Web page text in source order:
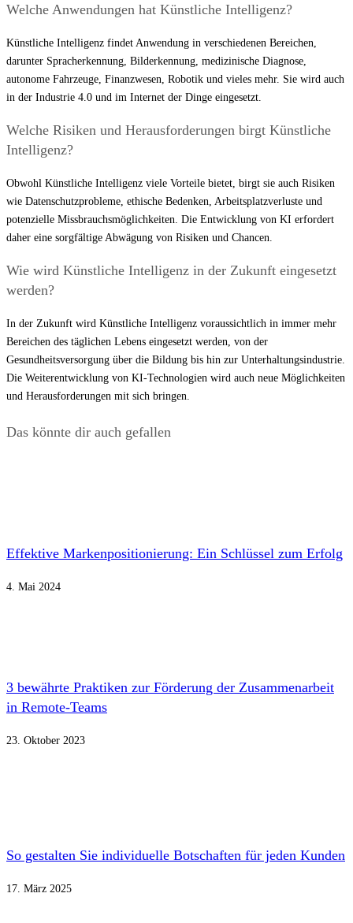
Welche Anwendungen hat Künstliche Intelligenz?
Künstliche Intelligenz findet Anwendung in verschiedenen Bereichen,
darunter Spracherkennung, Bilderkennung, medizinische Diagnose,
autonome Fahrzeuge, Finanzwesen, Robotik und vieles mehr. Sie wird auch
in der Industrie 4.0 und im Internet der Dinge eingesetzt.
Welche Risiken und Herausforderungen birgt Künstliche
Intelligenz?
Obwohl Künstliche Intelligenz viele Vorteile bietet, birgt sie auch Risiken
wie Datenschutzprobleme, ethische Bedenken, Arbeitsplatzverluste und
potenzielle Missbrauchsmöglichkeiten. Die Entwicklung von KI erfordert
daher eine sorgfältige Abwägung von Risiken und Chancen.
Wie wird Künstliche Intelligenz in der Zukunft eingesetzt
werden?
In der Zukunft wird Künstliche Intelligenz voraussichtlich in immer mehr
Bereichen des täglichen Lebens eingesetzt werden, von der
Gesundheitsversorgung über die Bildung bis hin zur Unterhaltungsindustrie.
Die Weiterentwicklung von KI-Technologien wird auch neue Möglichkeiten
und Herausforderungen mit sich bringen.
Das könnte dir auch gefallen
Effektive Markenpositionierung: Ein Schlüssel zum Erfolg
4. Mai 2024
3 bewährte Praktiken zur Förderung der Zusammenarbeit
in Remote-Teams
23. Oktober 2023
So gestalten Sie individuelle Botschaften für jeden Kunden
17. März 2025